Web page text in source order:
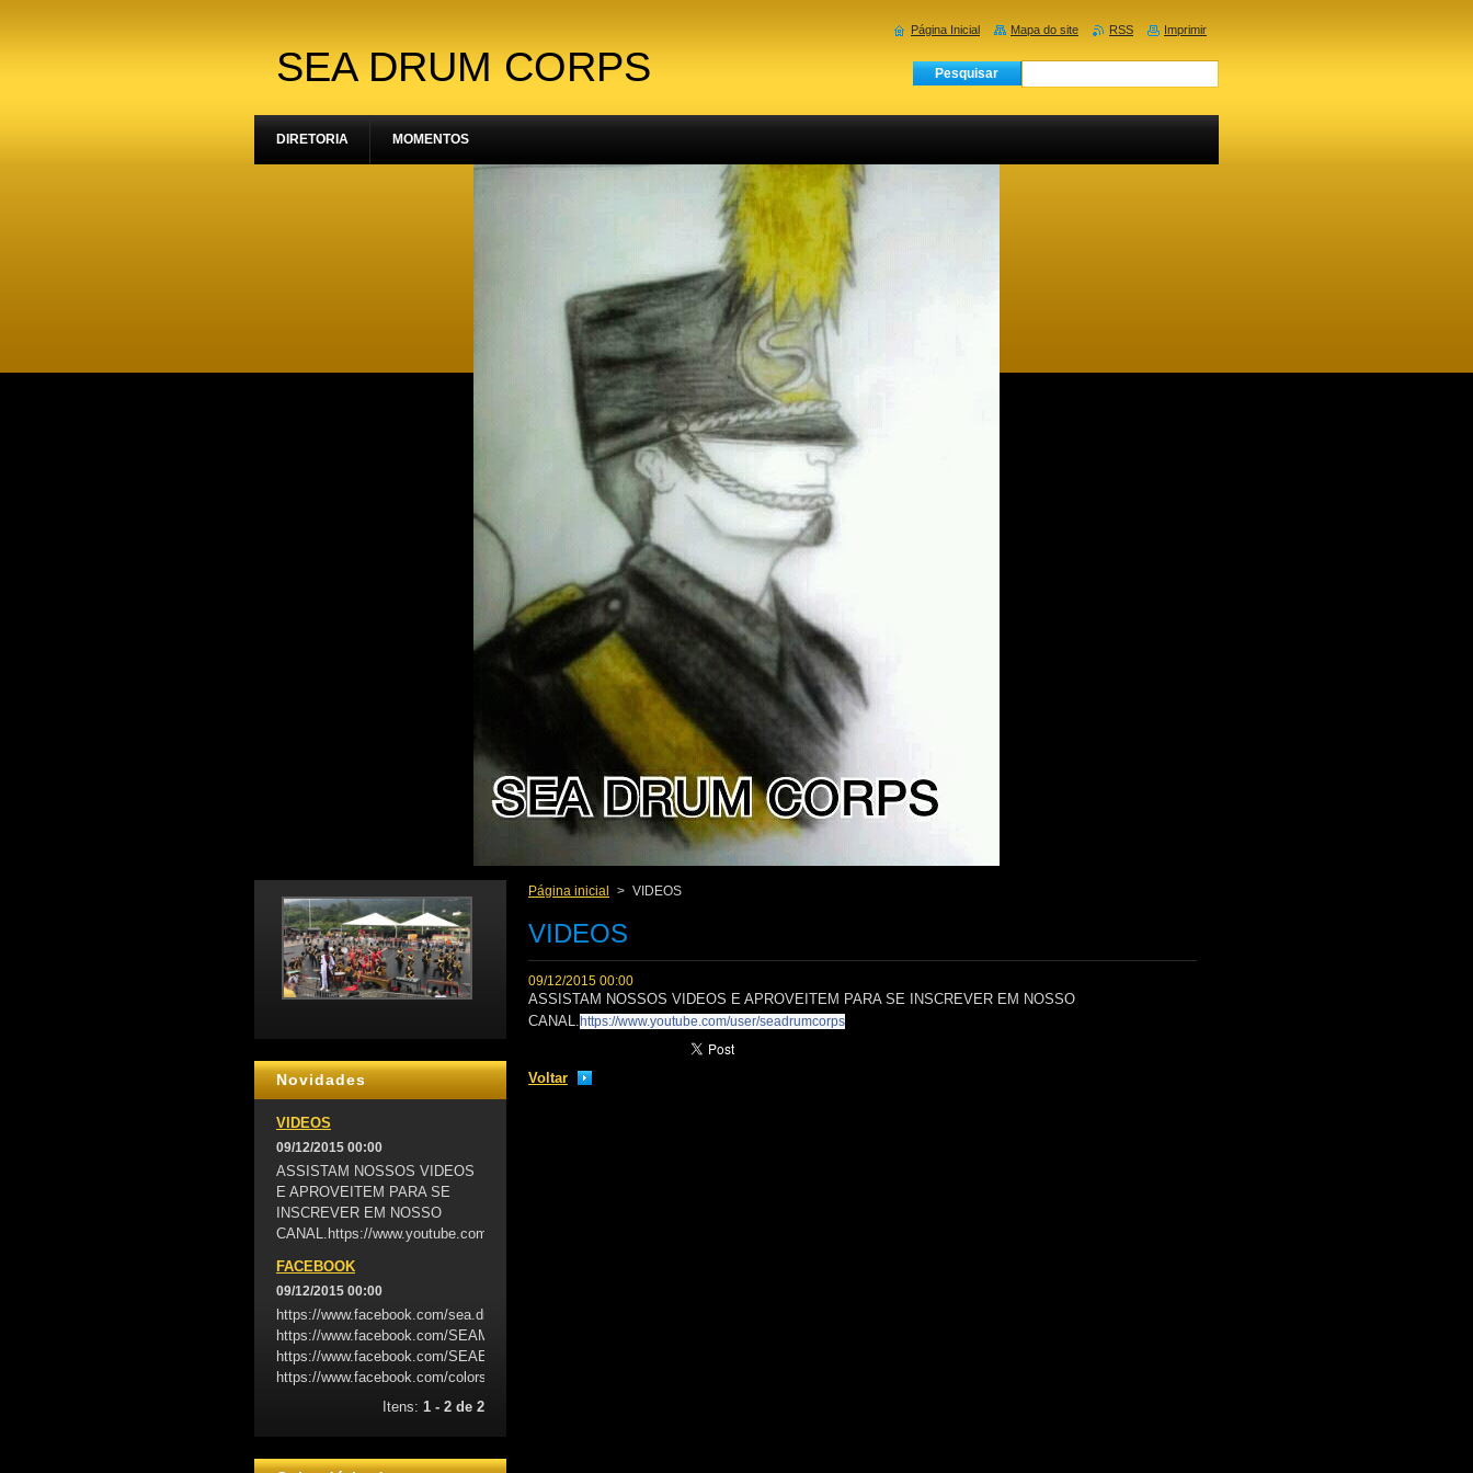
SEA DRUM CORPS
Página inicial > VIDEOS
VIDEOS
09/12/2015 00:00
ASSISTAM NOSSOS VIDEOS E APROVEITEM PARA SE INSCREVER EM NOSSO
CANAL. https://www.youtube.com/user/seadrumcorps
Voltar
Novidades
VIDEOS
09/12/2015 00:00
ASSISTAM NOSSOS VIDEOS
E APROVEITEM PARA SE
INSCREVER EM NOSSO
CANAL.https://www.youtube.com/user/seadrumcorps
FACEBOOK
09/12/2015 00:00
https://www.facebook.com/sea.drumcorps/
https://www.facebook.com/SEAMARCHINGBAND/
https://www.facebook.com/SEAEXCOMPONENTES/
https://www.facebook.com/colorsdc/
Itens: 1 - 2 de 2
DIRETORIA MOMENTOS
Página Inicial Mapa do site RSS Imprimir